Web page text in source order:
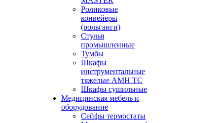
Роликовые
конвейеры
(рольганги)
Стулья
промышленные
Тумбы
Шкафы
инструментальные
тяжелые АМН ТС
Шкафы сушильные
Медицинская мебель и
оборудование
Сейфы термостаты